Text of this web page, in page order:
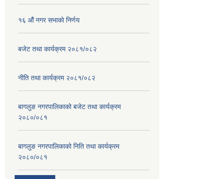
१६ ‌औं नगर सभाकाे निर्णय
बजेट तथा कार्यक्रम २०८१/०८२
नीति तथा कार्यक्रम २०८१/०८२
बागलुङ नगरपालिकाको बजेट तथा कार्यक्रम
२०८०/०८१
बागलुङ नगरपालिकाको निति तथा कार्यक्रम
२०८०/०८१